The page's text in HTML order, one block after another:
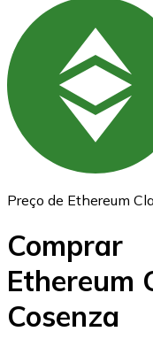
Ethereum
ETH
USD Coin
Preço de Ethereum
Comprar
Ethereum
Cosenza